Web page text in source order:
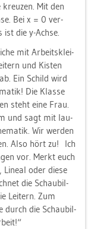
Mit den
Bei x = 0 ver­
ist die y-Achse.
mit Ar­beits­klei­
und Kis­ten
Ein Schild wird
Die Klas­se
steht eine Frau.
und sagt mit lau­
Wir wer­den
Also hört zu! Ich
vor. Merkt euch
Li­ne­al oder diese
die Schau­bil­
Lei­tern. Zum
durch die Schau­bil­